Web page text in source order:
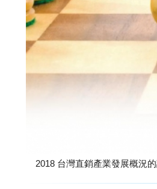
2018 台灣直銷產業發展概況的